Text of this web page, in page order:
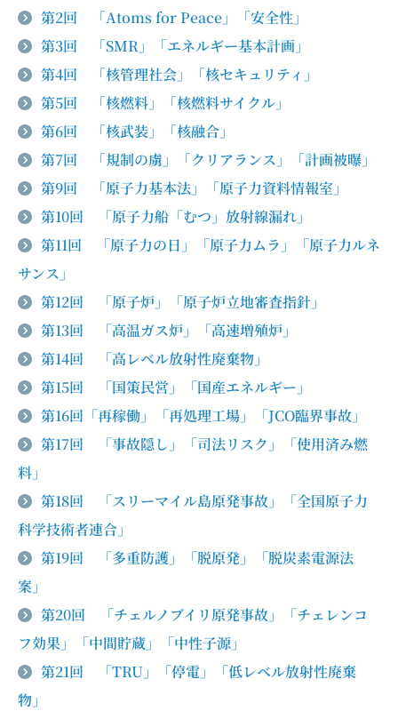
第2回 「Atoms for Peace」「安全性」
第3回 「SMR」「エネルギー基本計画」
第4回 「核管理社会」「核セキュリティ」
第5回 「核燃料」「核燃料サイクル」
第6回 「核武装」「核融合」
第7回 「規制の虜」「クリアランス」「計画被曝」
第9回 「原子力基本法」「原子力資料情報室」
第10回 「原子力船「むつ」放射線漏れ」
第11回 「原子力の日」「原子力ムラ」「原子力ルネ
サンス」
第12回 「原子炉」「原子炉立地審査指針」
第13回 「高温ガス炉」「高速増殖炉」
第14回 「高レベル放射性廃棄物」
第15回 「国策民営」「国産エネルギー」
第16回「再稼働」「再処理工場」「JCO臨界事故」
第17回 「事故隠し」「司法リスク」「使用済み燃
料」
第18回 「スリーマイル島原発事故」「全国原子力
科学技術者連合」
第19回 「多重防護」「脱原発」「脱炭素電源法
案」
第20回 「チェルノブイリ原発事故」「チェレンコ
フ効果」「中間貯蔵」「中性子源」
第21回 「TRU」「停電」「低レベル放射性廃棄
物」